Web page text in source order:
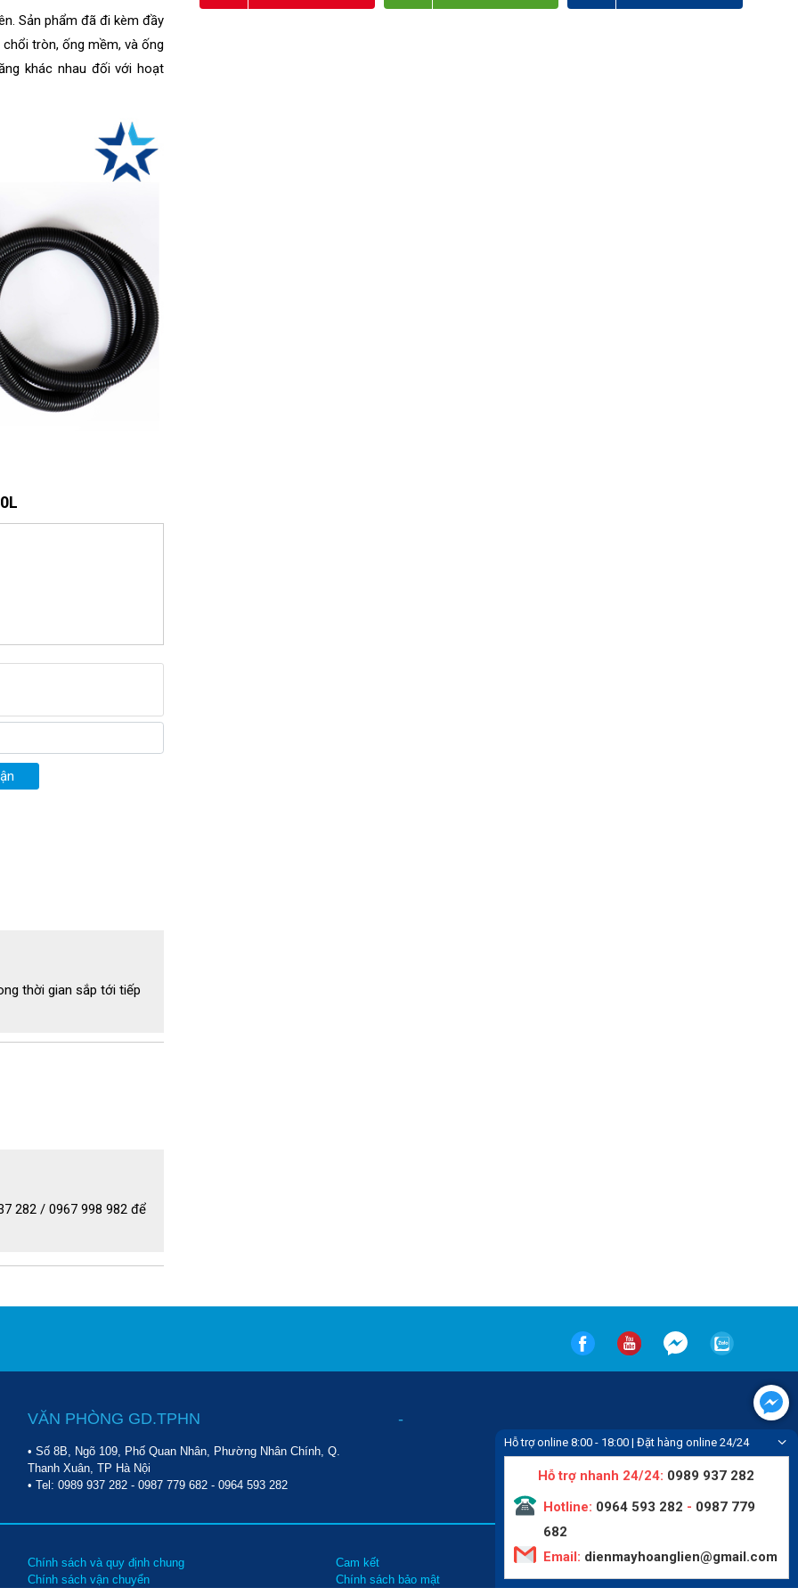
Sản phẩm đã đi kèm đầy
tròn, ống mềm, và ống
khác nhau đối với hoạt
hút nước
đi vào khoang xử lý bụi.
Đầu còn lại nối liền với
uốn nắn linh hoạt để quá
hết các model hút bụi
hẹp dễ dàng hơn. Có thể
chân hút. Dùng để vệ
sạch các sợi vải thừa,
thời gian sắp tới tiếp
282 / 0967 998 982 để
VĂN PHÒNG GD.TPHN
• Số 8B, Ngõ 109, Phố Quan Nhân, Phường Nhân Chính, Q.
Thanh Xuân, TP Hà Nội
• Tel: 0989 937 282- 0987 779 682- 0964 593 282
-
Chính sách và quy định chung
Chính sách vận chuyển
Cam kết
Chính sách bảo mật
Tin tức
Liên hệ
Hỗ trợ online 8:00 - 18:00 | Đặt hàng online 24/24
Hỗ trợ nhanh 24/24: 0989 937 282
Hotline: 0964 593 282 - 0987 779
682
Email: dienmayhoanglien@gmail.com